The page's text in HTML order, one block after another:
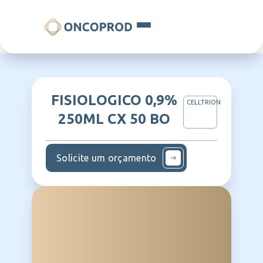
FISIOLOGICO 0,9%
250ML CX 50 BO
CELLTRION
Solicite um orçamento